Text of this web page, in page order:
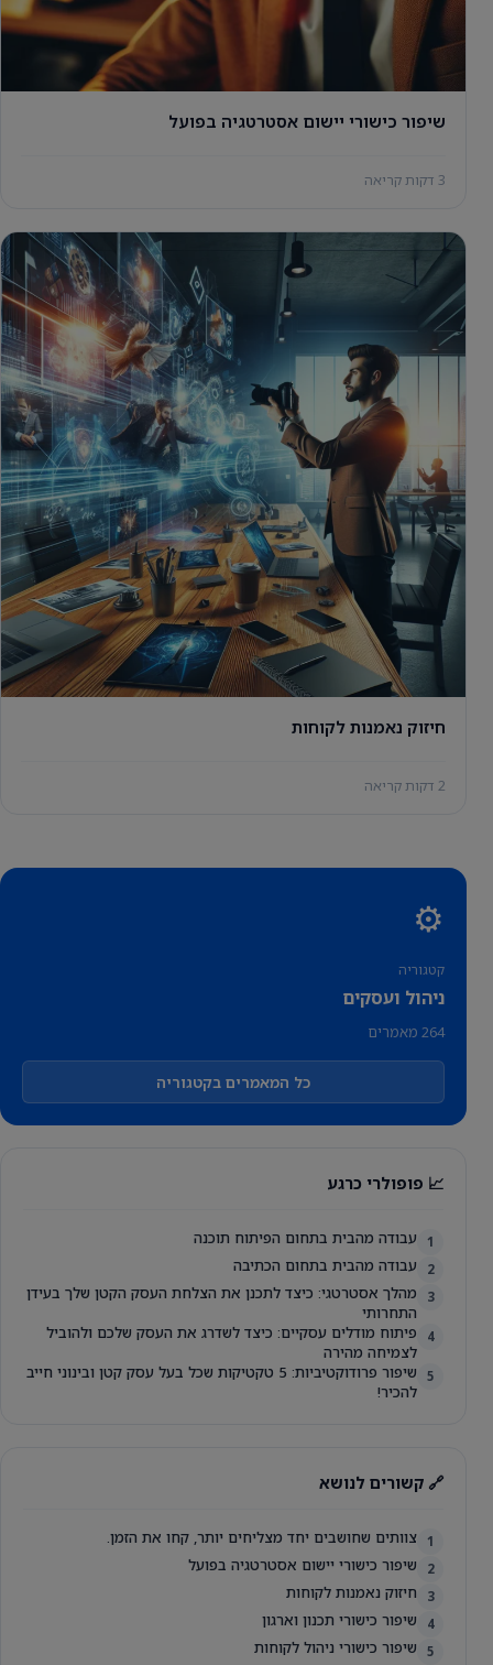
שיפור כישורי יישום אסטרטגיה בפועל
3 דקות קריאה
חיזוק נאמנות לקוחות
2 דקות קריאה
⚙️
קטגוריה
ניהול ועסקים
264 מאמרים
כל המאמרים בקטגוריה
📈 פופולרי כרגע
1 עבודה מהבית בתחום הפיתוח תוכנה
2 עבודה מהבית בתחום הכתיבה
3
מהלך אסטרטגי: כיצד לתכנן את הצלחת העסק הקטן שלך בעידן
התחרותי
4
פיתוח מודלים עסקיים: כיצד לשדרג את העסק שלכם ולהוביל
לצמיחה מהירה
5
שיפור פרודוקטיביות: 5 טקטיקות שכל בעל עסק קטן ובינוני חייב
להכיר!
🔗 קשורים לנושא
1 צוותים שחושבים יחד מצליחים יותר, קחו את הזמן.
2 שיפור כישורי יישום אסטרטגיה בפועל
3 חיזוק נאמנות לקוחות
4 שיפור כישורי תכנון וארגון
5 שיפור כישורי ניהול לקוחות